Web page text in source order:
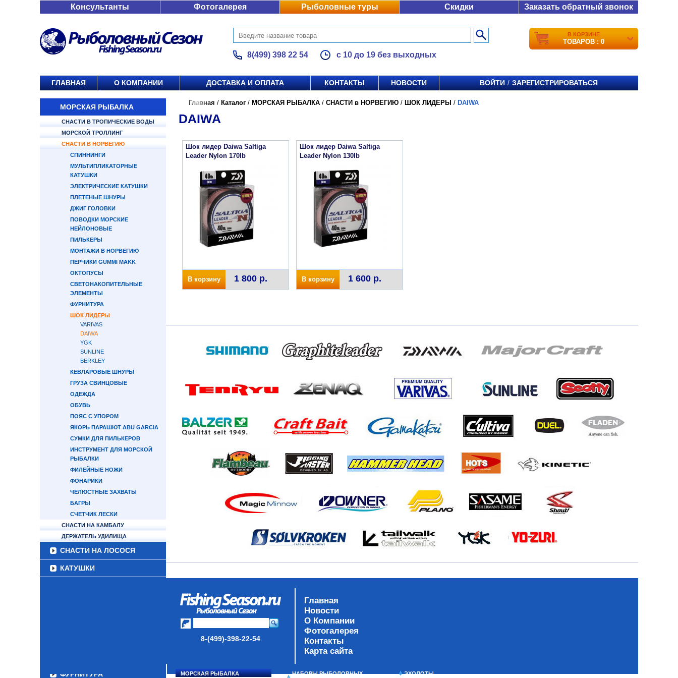
Консультанты Фотогалерея Рыболовные туры Скидки Заказать обратный звонок
8(499) 398 22 54 с 10 до 19 без выходных
В КОРЗИНЕ
ТОВАРОВ : 0
ГЛАВНАЯ О КОМПАНИИ ДОСТАВКА И ОПЛАТА КОНТАКТЫ НОВОСТИ ВОЙТИ / ЗАРЕГИСТРИРОВАТЬСЯ
МОРСКАЯ РЫБАЛКА
СНАСТИ В ТРОПИЧЕСКИЕ ВОДЫ
МОРСКОЙ ТРОЛЛИНГ
СНАСТИ В НОРВЕГИЮ
СПИННИНГИ
МУЛЬТИПЛИКАТОРНЫЕ
КАТУШКИ
ЭЛЕКТРИЧЕСКИЕ КАТУШКИ
ПЛЕТЕНЫЕ ШНУРЫ
ДЖИГ ГОЛОВКИ
ПОВОДКИ МОРСКИЕ
НЕЙЛОНОВЫЕ
ПИЛЬКЕРЫ
МОНТАЖИ В НОРВЕГИЮ
ПЕРЧИКИ GUMMI MAKK
ОКТОПУСЫ
СВЕТОНАКОПИТЕЛЬНЫЕ
ЭЛЕМЕНТЫ
ФУРНИТУРА
ШОК ЛИДЕРЫ
VARIVAS
DAIWA
YGK
SUNLINE
BERKLEY
КЕВЛАРОВЫЕ ШНУРЫ
ГРУЗА СВИНЦОВЫЕ
ОДЕЖДА
ОБУВЬ
ПОЯС С УПОРОМ
ЯКОРЬ ПАРАШЮТ ABU GARCIA
СУМКИ ДЛЯ ПИЛЬКЕРОВ
ИНСТРУМЕНТ ДЛЯ МОРСКОЙ
РЫБАЛКИ
ФИЛЕЙНЫЕ НОЖИ
ФОНАРИКИ
ЧЕЛЮСТНЫЕ ЗАХВАТЫ
БАГРЫ
СЧЕТЧИК ЛЕСКИ
СНАСТИ НА КАМБАЛУ
ДЕРЖАТЕЛЬ УДИЛИЩА
СНАСТИ НА ЛОСОСЯ
КАТУШКИ
ФУРНИТУРА
Главная / Каталог / МОРСКАЯ РЫБАЛКА / СНАСТИ в НОРВЕГИЮ / ШОК ЛИДЕРЫ / DAIWA
DAIWA
Шок лидер Daiwa Saltiga
Leader Nylon 170lb
В корзину 1 800 р.
Шок лидер Daiwa Saltiga
Leader Nylon 130lb
В корзину 1 600 р.
8-(499)-398-22-54
Главная
Новости
О Компании
Фотогалерея
Контакты
Карта сайта
МОРСКАЯ РЫБАЛКА
НАБОРЫ РЫБОЛОВНЫХ
ЭХОЛОТЫ